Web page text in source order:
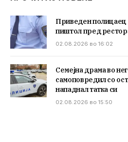
Приведен полицаец
пиштол пред
02.08.2026 во 16:02
Семејна драма во
самоповредил со
нападнал татка си
02.08.2026 во 15:50